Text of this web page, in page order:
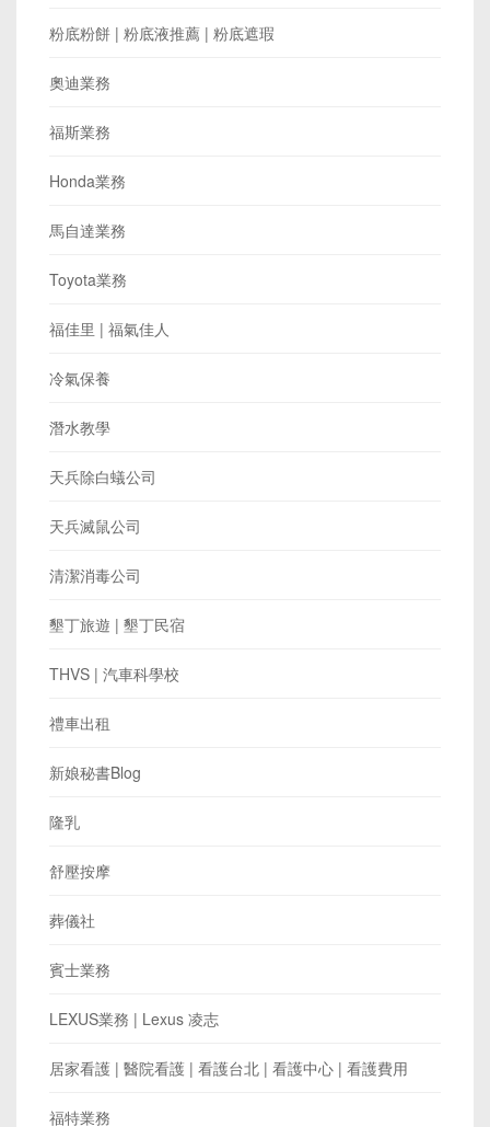
粉底粉餅 | 粉底液推薦 | 粉底遮瑕
奧迪業務
福斯業務
Honda業務
馬自達業務
Toyota業務
福佳里 | 福氣佳人
冷氣保養
潛水教學
天兵除白蟻公司
天兵滅鼠公司
清潔消毒公司
墾丁旅遊 | 墾丁民宿
THVS | 汽車科學校
禮車出租
新娘秘書Blog
隆乳
舒壓按摩
葬儀社
賓士業務
LEXUS業務 | Lexus 凌志
居家看護 | 醫院看護 | 看護台北 | 看護中心 | 看護費用
福特業務